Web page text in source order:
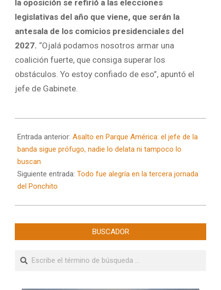
la oposición se refirió a las elecciones
legislativas del año que viene, que serán la
antesala de los comicios presidenciales del
2027. “Ojalá podamos nosotros armar una
coalición fuerte, que consiga superar los
obstáculos. Yo estoy confiado de eso”, apuntó el
jefe de Gabinete.
10-
13
Entrada anterior: Asalto en Parque América: el jefe de la
banda sigue prófugo, nadie lo delata ni tampoco lo
buscan
Siguiente entrada: Todo fue alegría en la tercera jornada
del Ponchito
BUSCADOR
Buscar